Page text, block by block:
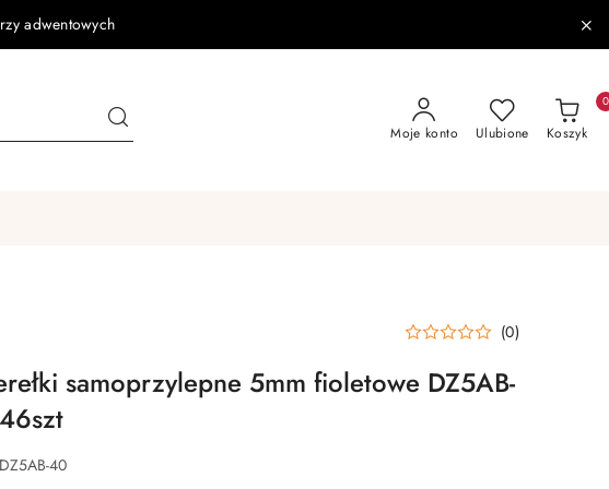
adwentowych
Moje konto Ulubione Koszyk
0
(0)
samoprzylepne 5mm fioletowe DZ5AB-
DZ5AB-40